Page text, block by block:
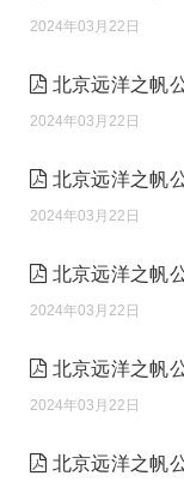
2024年03月22日
北京远洋之帆
2024年03月22日
北京远洋之帆
2024年03月22日
北京远洋之帆
2024年03月22日
北京远洋之帆
2024年03月22日
北京远洋之帆